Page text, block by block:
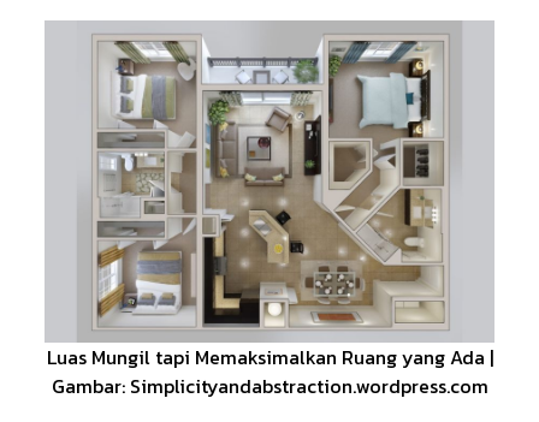
Luas Mungil tapi Memaksimalkan Ruang yang Ada |
Gambar: Simplicityandabstraction.wordpress.com